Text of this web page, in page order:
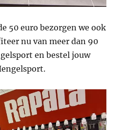
50 euro bezorgen we ook
nu van meer dan 90
en bestel jouw